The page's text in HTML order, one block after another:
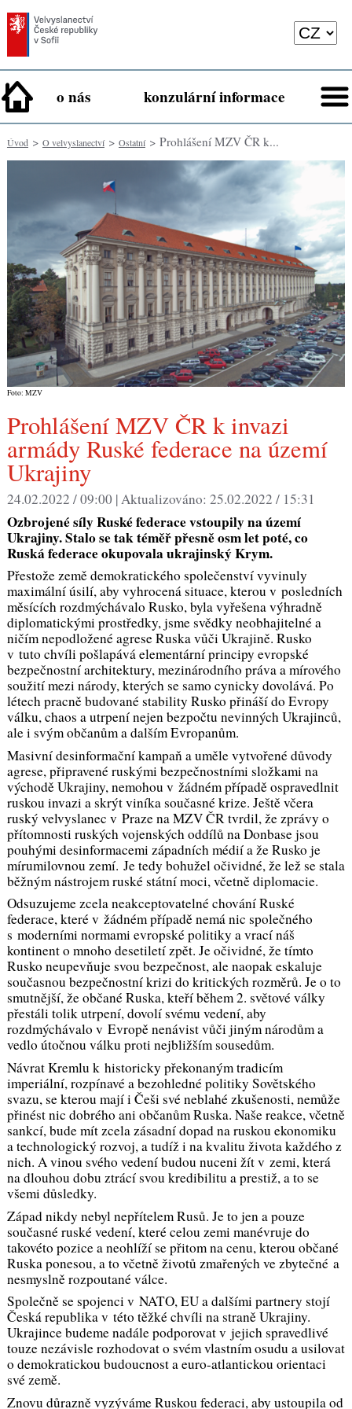
o nás konzulární informace
Úvod> O velvyslanectví> Ostatní> Prohlášení MZV ČR k...
Foto: MZV
Prohlášení MZV ČR k invazi
armády Ruské federace na území
Ukrajiny
24.02.2022 / 09:00 |Aktualizováno: 25.02.2022 / 15:31
Ozbrojené síly Ruské federace vstoupily na území
Ukrajiny. Stalo se tak téměř přesně osm let poté, co
Ruská federace okupovala ukrajinský Krym.
Přestože země demokratického společenství vyvinuly
maximální úsilí, aby vyhrocená situace, kterou v posledních
měsících rozdmýchávalo Rusko, byla vyřešena výhradně
diplomatickými prostředky, jsme svědky neobhajitelné a
ničím nepodložené agrese Ruska vůči Ukrajině. Rusko
v tuto chvíli pošlapává elementární principy evropské
bezpečnostní architektury, mezinárodního práva a mírového
soužití mezi národy, kterých se samo cynicky dovolává. Po
létech pracně budované stability Rusko přináší do Evropy
válku, chaos a utrpení nejen bezpočtu nevinných Ukrajinců,
ale i svým občanům a dalším Evropanům.
Masivní desinformační kampaň a uměle vytvořené důvody
agrese, připravené ruskými bezpečnostními složkami na
východě Ukrajiny, nemohou v žádném případě ospravedlnit
ruskou invazi a skrýt viníka současné krize. Ještě včera
ruský velvyslanec v Praze na MZV ČR tvrdil, že zprávy o
přítomnosti ruských vojenských oddílů na Donbase jsou
pouhými desinformacemi západních médií a že Rusko je
mírumilovnou zemí. Je tedy bohužel očividné, že lež se stala
běžným nástrojem ruské státní moci, včetně diplomacie.
Odsuzujeme zcela neakceptovatelné chování Ruské
federace, které v žádném případě nemá nic společného
s moderními normami evropské politiky a vrací náš
kontinent o mnoho desetiletí zpět. Je očividné, že tímto
Rusko neupevňuje svou bezpečnost, ale naopak eskaluje
současnou bezpečnostní krizi do kritických rozměrů. Je o to
smutnější, že občané Ruska, kteří během 2. světové války
přestáli tolik utrpení, dovolí svému vedení, aby
rozdmýchávalo v Evropě nenávist vůči jiným národům a
vedlo útočnou válku proti nejbližším sousedům.
Návrat Kremlu k historicky překonaným tradicím
imperiální, rozpínavé a bezohledné politiky Sovětského
svazu, se kterou mají i Češi své neblahé zkušenosti, nemůže
přinést nic dobrého ani občanům Ruska. Naše reakce, včetně
sankcí, bude mít zcela zásadní dopad na ruskou ekonomiku
a technologický rozvoj, a tudíž i na kvalitu života každého z
nich. A vinou svého vedení budou nuceni žít v zemi, která
na dlouhou dobu ztrácí svou kredibilitu a prestiž, a to se
všemi důsledky.
Západ nikdy nebyl nepřítelem Rusů. Je to jen a pouze
současné ruské vedení, které celou zemi manévruje do
takovéto pozice a neohlíží se přitom na cenu, kterou občané
Ruska ponesou, a to včetně životů zmařených ve zbytečné a
nesmyslně rozpoutané válce.
Společně se spojenci v NATO, EU a dalšími partnery stojí
Česká republika v této těžké chvíli na straně Ukrajiny.
Ukrajince budeme nadále podporovat v jejich spravedlivé
touze nezávisle rozhodovat o svém vlastním osudu a usilovat
o demokratickou budoucnost a euro-atlantickou orientaci
své země.
Znovu důrazně vyzýváme Ruskou federaci, aby ustoupila od